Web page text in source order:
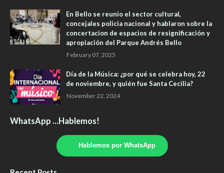
En Bello se reunio el sector cultural,
concejales policia nacional y hablaron sobre la
concertacion de espacios de resignificación y
apropiación del Parque Andrés Bello
February 07, 2025
Día de la Música: ¿por qué se celebra hoy, 22
de noviembre, y quién fue Santa Cecilia?
November 22, 2024
WhatsApp ...Hablemos!
Hablemos por WhatsApp